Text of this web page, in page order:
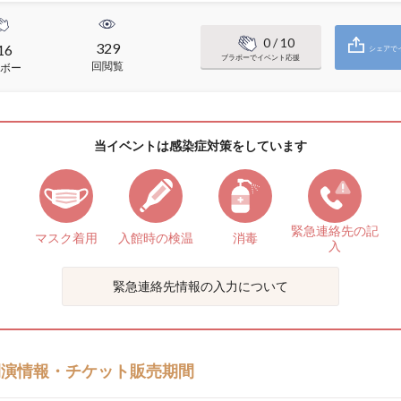
ー
329
回閲覧
0/ 10
ブラボーでイベント応援
シェアで
当イベントは感染症対策をしています
マスク着用 入館時の検温 消毒 緊急連絡先の記
入
緊急連絡先情報の入力について
情報・チケット販売期間